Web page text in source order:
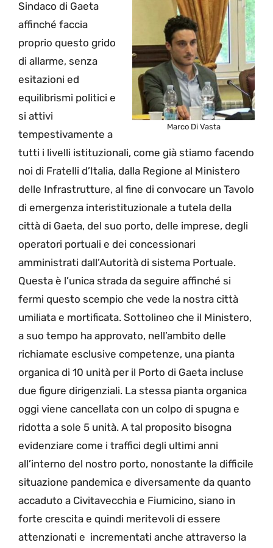
Marco Di Vasta
Sindaco di Gaeta
affinché faccia
proprio questo grido
di allarme, senza
esitazioni ed
equilibrismi politici e
si attivi
tempestivamente a
tutti i livelli istituzionali, come già stiamo facendo
noi di Fratelli d’Italia, dalla Regione al Ministero
delle Infrastrutture, al fine di convocare un Tavolo
di emergenza interistituzionale a tutela della
città di Gaeta, del suo porto, delle imprese, degli
operatori portuali e dei concessionari
amministrati dall’Autorità di sistema Portuale.
Questa è l’unica strada da seguire affinché si
fermi questo scempio che vede la nostra città
umiliata e mortificata. Sottolineo che il Ministero,
a suo tempo ha approvato, nell’ambito delle
richiamate esclusive competenze, una pianta
organica di 10 unità per il Porto di Gaeta incluse
due figure dirigenziali. La stessa pianta organica
oggi viene cancellata con un colpo di spugna e
ridotta a sole 5 unità. A tal proposito bisogna
evidenziare come i traffici degli ultimi anni
all’interno del nostro porto, nonostante la difficile
situazione pandemica e diversamente da quanto
accaduto a Civitavecchia e Fiumicino, siano in
forte crescita e quindi meritevoli di essere
attenzionati e incrementati anche attraverso la